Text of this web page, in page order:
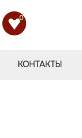
0
КОНТАКТЫ